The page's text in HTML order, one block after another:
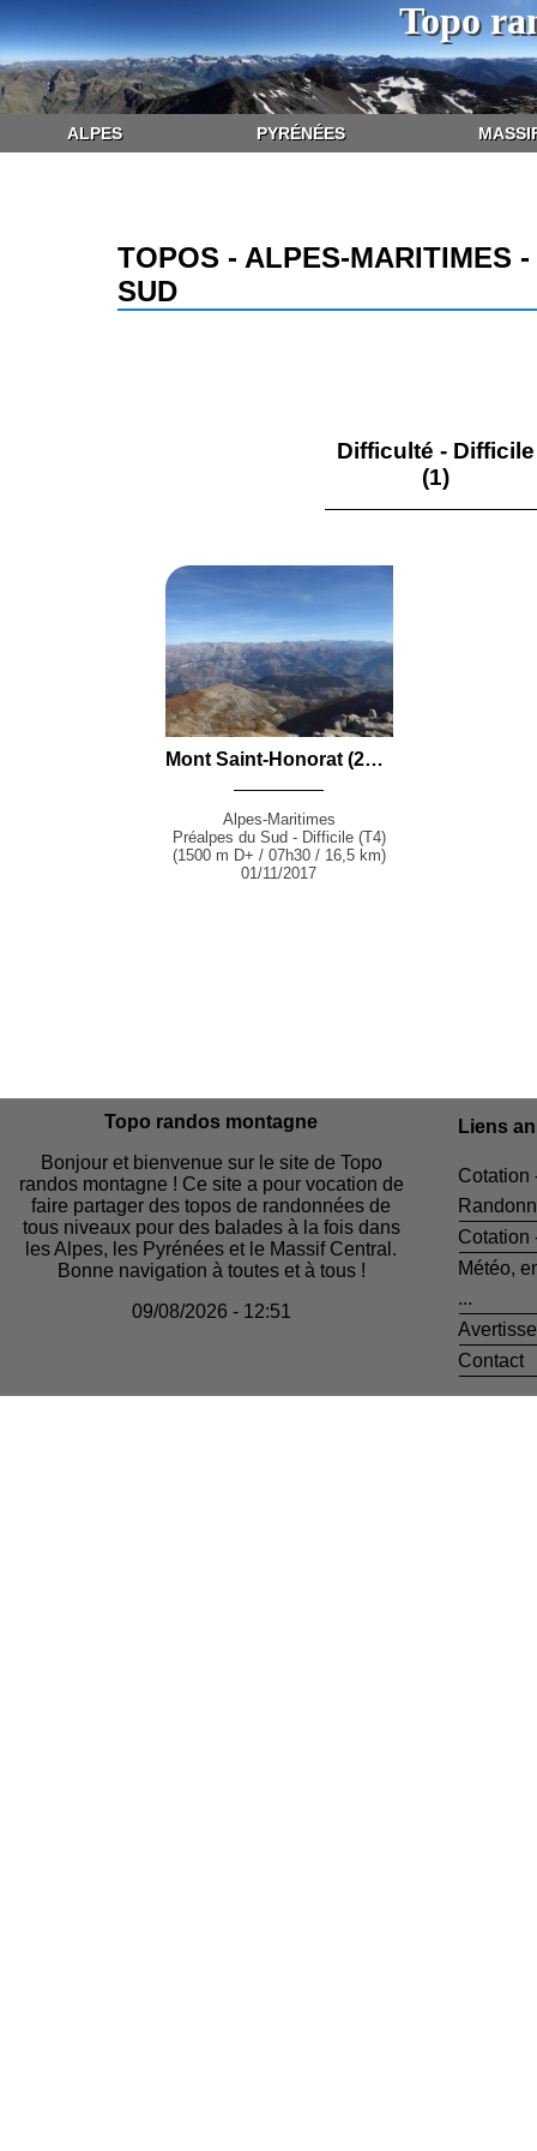
Topo
ALPES PYRÉNÉES
TOPOS - ALPES-MARITIMES
SUD
Difficulté - Difficile
(1)
Mont Saint-Honorat (2520 m) par la Crête de Corpatas et la Pinée depuis l'Intersection des Sauches (Daluis)
Alpes-Maritimes
Préalpes du Sud - Difficile (T4)
(1500 m D+ / 07h30 / 16,5 km)
01/11/2017
Topo randos montagne
Bonjour et bienvenue sur le site de Topo
randos montagne ! Ce site a pour vocation de
faire partager des topos de randonnées de
tous niveaux pour des balades à la fois dans
les Alpes, les Pyrénées et le Massif Central.
Bonne navigation à toutes et à tous !
09/08/2026 - 12:51
Liens
Cotation
Cotation
Météo,
...
Contact